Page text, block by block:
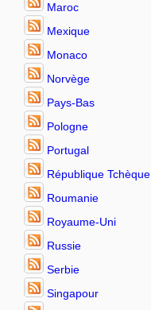
Maroc
Mexique
Monaco
Norvège
Pays-Bas
Pologne
Portugal
République Tchèque
Roumanie
Royaume-Uni
Russie
Serbie
Singapour